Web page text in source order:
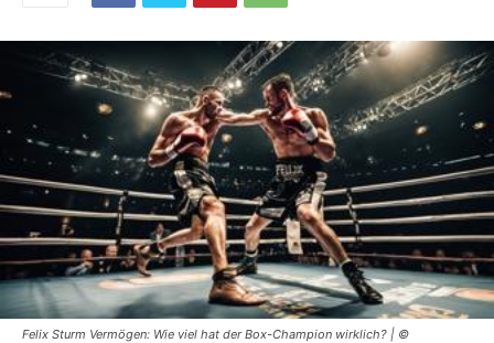
Felix Sturm Vermögen: Wie viel hat der Box-Champion wirklich? | ©